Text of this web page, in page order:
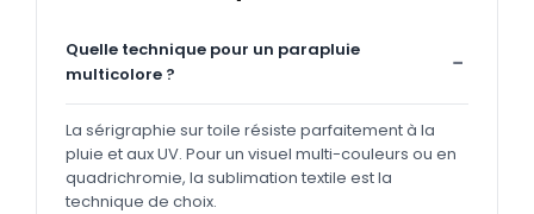
Quelle technique pour un parapluie
multicolore ?
La sérigraphie sur toile résiste parfaitement à la
pluie et aux UV. Pour un visuel multi-couleurs ou en
quadrichromie, la sublimation textile est la
technique de choix.